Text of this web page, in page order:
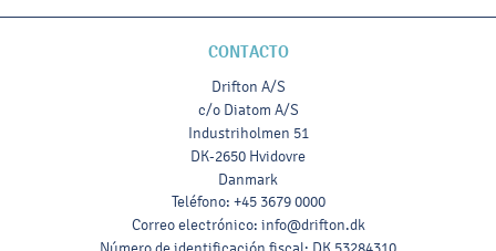
CONTACTO
Drifton A/S
c/o Diatom A/S
Industriholmen 51
DK-2650 Hvidovre
Danmark
Teléfono: +45 3679 0000
Correo electrónico: info@drifton.dk